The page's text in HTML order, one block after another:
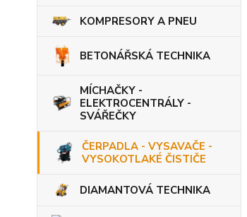
KOMPRESORY A PNEU
BETONÁŘSKÁ TECHNIKA
MÍCHAČKY -
ELEKTROCENTRÁLY -
SVÁŘEČKY
ČERPADLA - VYSAVAČE -
VYSOKOTLAKÉ ČISTIČE
DIAMANTOVÁ TECHNIKA